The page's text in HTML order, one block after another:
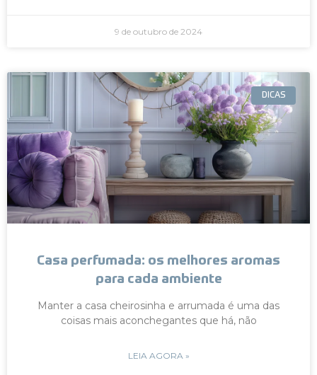
9 de outubro de 2024
DICAS
Casa perfumada: os melhores aromas
para cada ambiente
Manter a casa cheirosinha e arrumada é uma das
coisas mais aconchegantes que há, não
LEIA AGORA »